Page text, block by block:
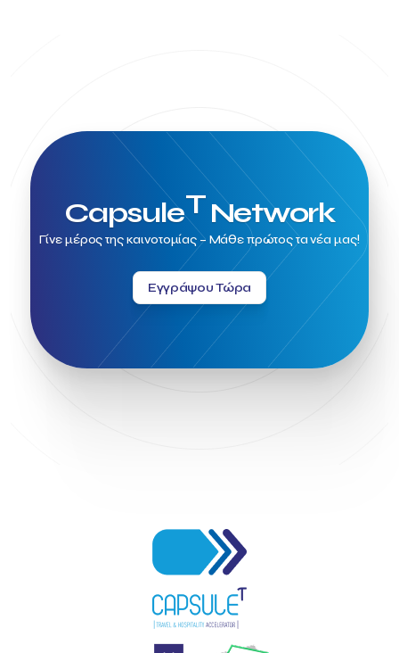
CapsuleTNetwork
Γίνε μέρος της καινοτομίας – Μάθε πρώτος τα νέα μας!
Εγγράψου Τώρα